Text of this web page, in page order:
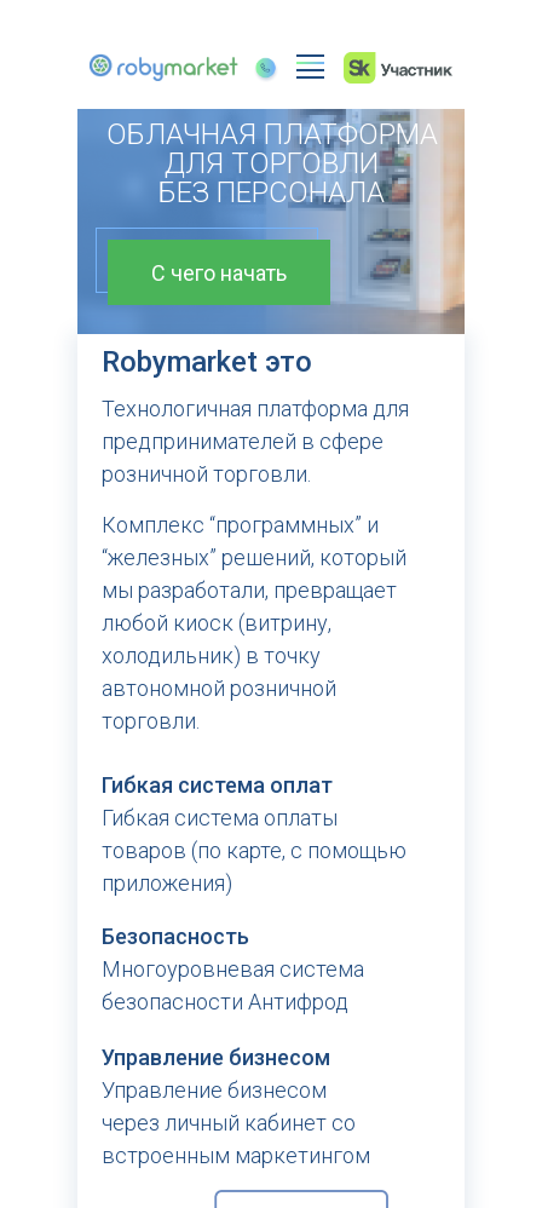
Скачать
+7 499 550 0909
МЕНЮ
ОБЛАЧНАЯ ПЛАТФОРМА
ДЛЯ ТОРГОВЛИ
БЕЗ ПЕРСОНАЛА
С чего начать
Robymarket это
Технологичная платформа для
предпринимателей в сфере
розничной торговли.
Комплекс “программных” и
“железных” решений, который
мы разработали, превращает
любой киоск (витрину,
холодильник) в точку
автономной розничной
торговли.
Гибкая система оплат
Гибкая система оплаты
товаров (по карте, с помощью
приложения)
Безопасность
Многоуровневая система
безопасности Антифрод
Управление бизнесом
Управление бизнесом
через личный кабинет со
встроенным маркетингом